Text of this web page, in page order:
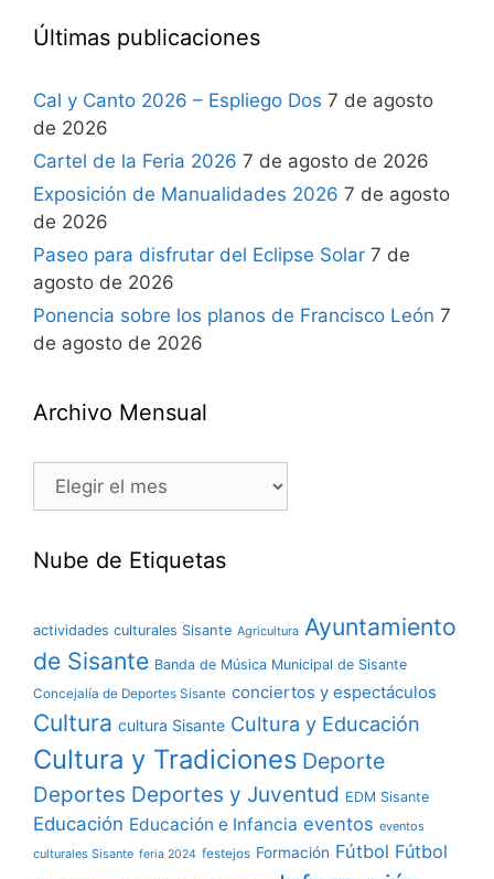
Últimas publicaciones
Cal y Canto 2026 – Espliego Dos 7 de agosto
de 2026
Cartel de la Feria 2026 7 de agosto de 2026
Exposición de Manualidades 2026 7 de agosto
de 2026
Paseo para disfrutar del Eclipse Solar 7 de
agosto de 2026
Ponencia sobre los planos de Francisco León 7
de agosto de 2026
Archivo Mensual
Nube de Etiquetas
actividades culturales Sisante Agricultura Ayuntamiento
de Sisante Banda de Música Municipal de Sisante
Concejalía de Deportes Sisante conciertos y espectáculos
Cultura cultura Sisante Cultura y Educación
Cultura y Tradiciones Deporte
Deportes Deportes y Juventud EDM Sisante
Educación Educación e Infancia eventos eventos
culturales Sisante feria 2024 festejos Formación Fútbol Fútbol